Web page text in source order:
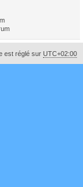
est réglé sur UTC+02:00